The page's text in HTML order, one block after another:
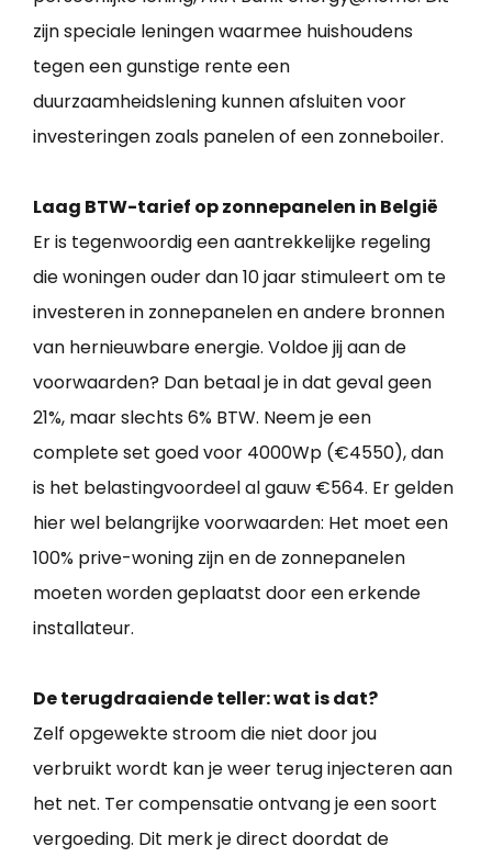
zijn speciale leningen waarmee huishoudens
tegen een gunstige rente een
duurzaamheidslening kunnen afsluiten voor
investeringen zoals panelen of een zonneboiler.
Laag BTW-tarief op zonnepanelen in België
Er is tegenwoordig een aantrekkelijke regeling
die woningen ouder dan 10 jaar stimuleert om te
investeren in zonnepanelen en andere bronnen
van hernieuwbare energie. Voldoe jij aan de
voorwaarden? Dan betaal je in dat geval geen
21%, maar slechts 6% BTW. Neem je een
complete set goed voor 4000Wp (€4550), dan
is het belastingvoordeel al gauw €564. Er gelden
hier wel belangrijke voorwaarden: Het moet een
100% prive-woning zijn en de zonnepanelen
moeten worden geplaatst door een erkende
installateur.
De terugdraaiende teller: wat is dat?
Zelf opgewekte stroom die niet door jou
verbruikt wordt kan je weer terug injecteren aan
het net. Ter compensatie ontvang je een soort
vergoeding. Dit merk je direct doordat de